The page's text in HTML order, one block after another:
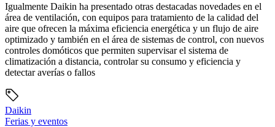
Igualmente Daikin ha presentado otras destacadas novedades en el
área de ventilación, con equipos para tratamiento de la calidad del
aire que ofrecen la máxima eficiencia energética y un flujo de aire
optimizado y también en el área de sistemas de control, con nuevos
controles domóticos que permiten supervisar el sistema de
climatización a distancia, controlar su consumo y eficiencia y
detectar averías o fallos
Daikin
Ferias y eventos